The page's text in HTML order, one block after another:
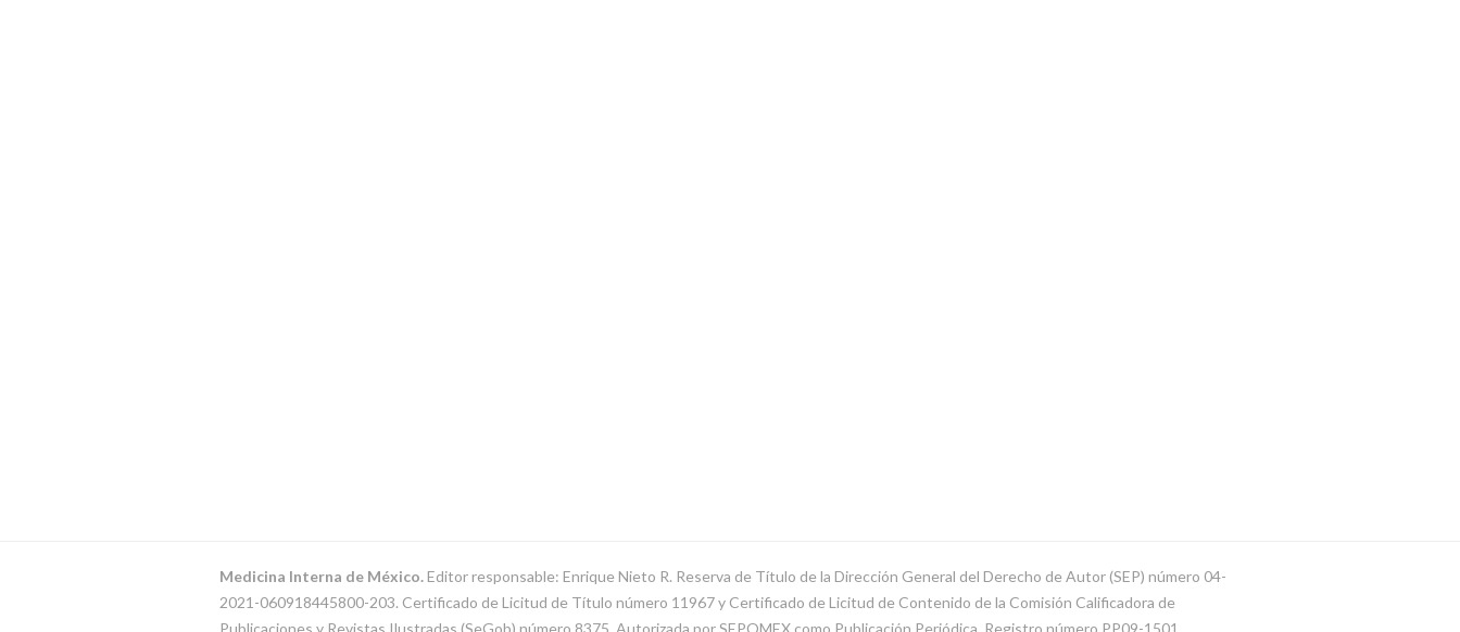
Medicina Interna de México.Editor responsable: Enrique Nieto R. Reserva de Título de la Dirección General del Derecho de Autor (SEP) número 04-
2021-060918445800-203. Certificado de Licitud de Título número 11967 y Certificado de Licitud de Contenido de la Comisión Calificadora de
Publicaciones y Revistas Ilustradas (SeGob) número 8375. Autorizada por SEPOMEX como Publicación Periódica. Registro número PP09-1501.